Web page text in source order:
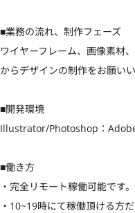
■業務の流れ、制作フェーズ
ワイヤーフレーム、画像素材
からデザインの制作をお願いい
■開発環境
Illustrator/Photoshop：
■働き方
・完全リモート稼働可能です。
・10~19時にて稼働頂ける方だ